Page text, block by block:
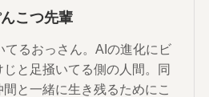
こつ先輩
てるおっさん。AIの進化にビ
じと足掻いてる側の人間。同
と一緒に生き残るためにこ